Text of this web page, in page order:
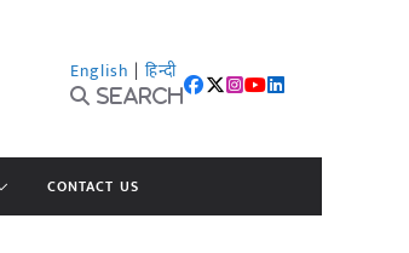
English | हिन्दी
Search
CONTACT US